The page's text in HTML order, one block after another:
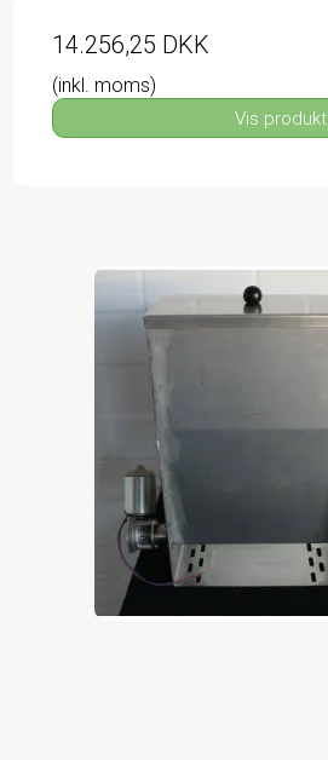
14.256,25 DKK
(inkl. moms)
Vis produkt